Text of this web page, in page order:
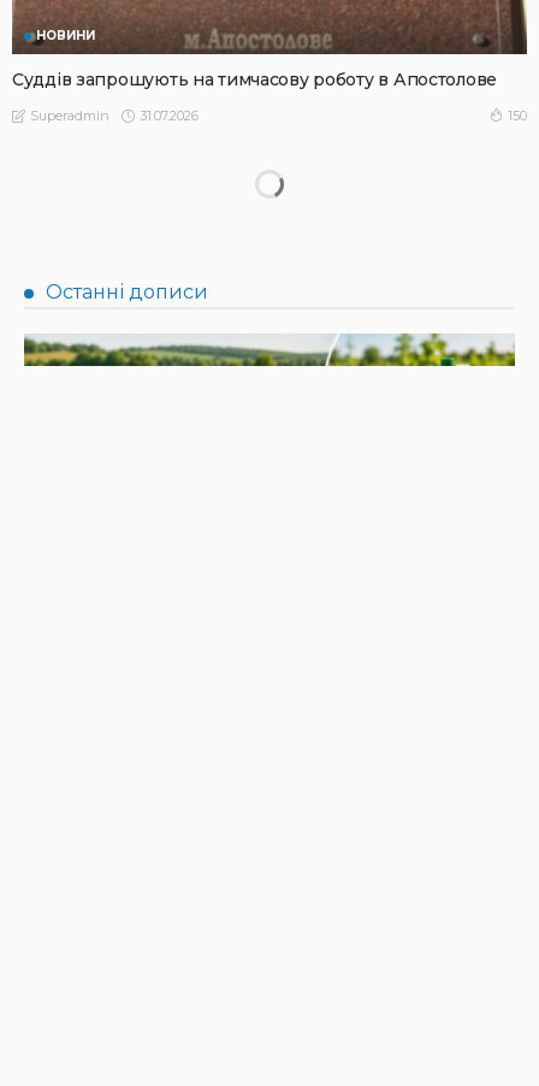
НОВИНИ
Суддів запрошують на тимчасову роботу в Апостолове
Superadmin 31.07.2026 150